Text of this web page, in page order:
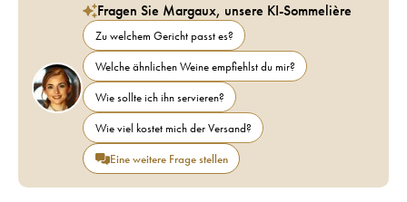
Fragen Sie Margaux, unsere KI-Sommelière
Zu welchem Gericht passt es?
Welche ähnlichen Weine empfiehlst du mir?
Wie sollte ich ihn servieren?
Wie viel kostet mich der Versand?
Eine weitere Frage stellen